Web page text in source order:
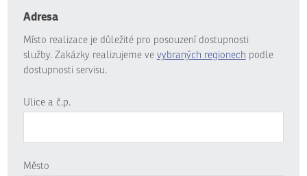
Adresa
Místo realizace je důležité pro posouzení dostupnosti
služby. Zakázky realizujeme ve vybraných regionech podle
dostupnosti servisu.
Ulice a č.p.
Město